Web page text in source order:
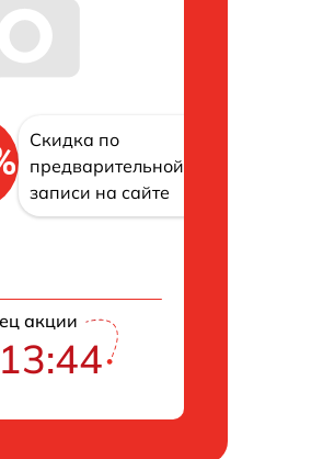
Скидка по
предварительной
записи на сайте
акции